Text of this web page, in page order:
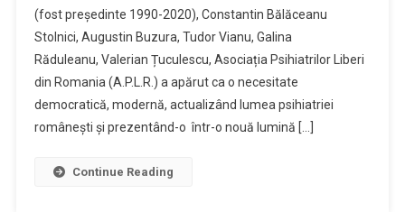
(fost președinte 1990-2020), Constantin Bălăceanu
Stolnici, Augustin Buzura, Tudor Vianu, Galina
Răduleanu, Valerian Țuculescu, Asociația Psihiatrilor Liberi
din Romania (A.P.L.R.) a apărut ca o necesitate
democratică, modernă, actualizând lumea psihiatriei
românești și prezentând-o într-o nouă lumină […]
Continue Reading